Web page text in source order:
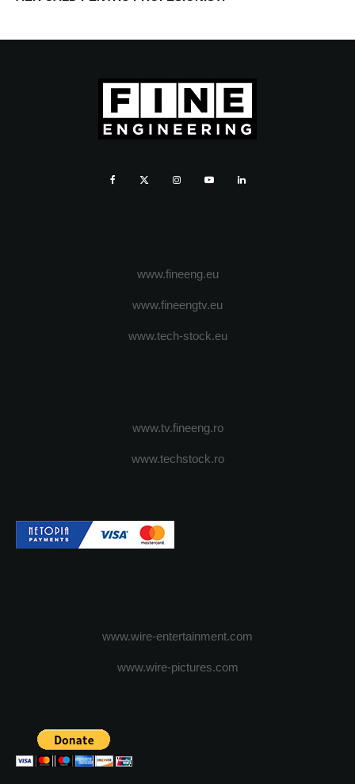
www.fineeng.eu
www.fineengtv.eu
www.tech-stock.eu
www.tv.fineeng.ro
www.techstock.ro
www.wire-entertainment.com
www.wire-pictures.com